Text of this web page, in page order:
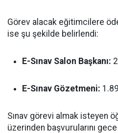
Görev alacak eğitimcilere
ise şu şekilde belirlendi:
E-Sınav Salon Başkanı:
E-Sınav Gözetmeni:
Sınav görevi almak isteyen
üzerinden başvurularını gece